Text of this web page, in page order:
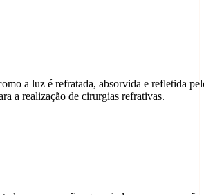
a luz é refratada, absorvida e refletida
a realização de cirurgias refrativas.